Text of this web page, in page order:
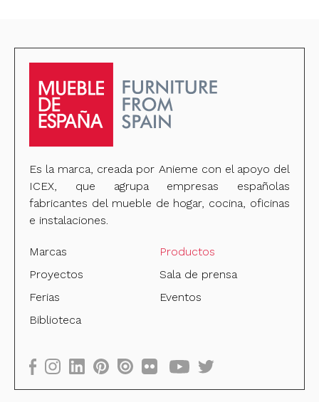
Es la marca, creada por Anieme con el apoyo del
ICEX, que agrupa empresas españolas
fabricantes del mueble de hogar, cocina, oficinas
e instalaciones.
Marcas
Productos
Proyectos
Sala de prensa
Ferias
Eventos
Biblioteca